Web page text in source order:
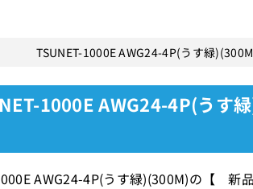
TSUNET-1000E AWG24-4P(うす緑
1000E AWG24-4P(う
AWG24-4P(うす緑)(300M)の【 新